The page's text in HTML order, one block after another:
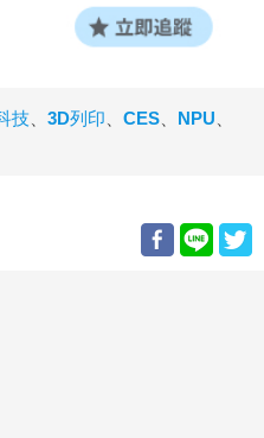
技、 3D列印、 CES、 NPU、